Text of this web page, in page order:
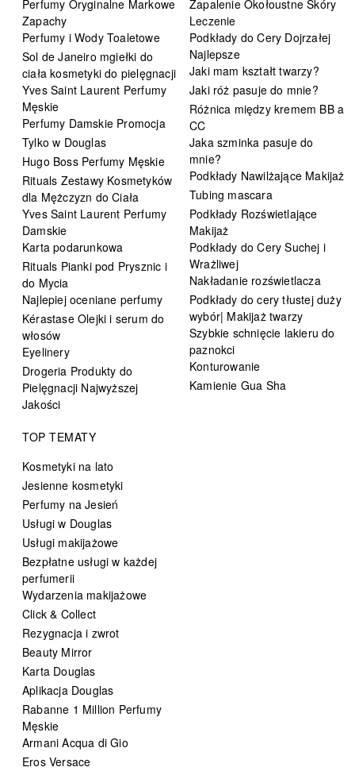
Perfumy Oryginalne Markowe
Zapachy
Perfumy i Wody Toaletowe
Sol de Janeiro mgiełki do
ciała kosmetyki do pielęgnacji
Yves Saint Laurent Perfumy
Męskie
Perfumy Damskie Promocja
Tylko w Douglas
Hugo Boss Perfumy Męskie
Rituals Zestawy Kosmetyków
dla Mężczyzn do Ciała
Yves Saint Laurent Perfumy
Damskie
Karta podarunkowa
Rituals Pianki pod Prysznic i
do Mycia
Najlepiej oceniane perfumy
Kérastase Olejki i serum do
włosów
Eyelinery
Drogeria Produkty do
Pielęgnacji Najwyższej
Jakości
Zapalenie Okołoustne Skóry
Leczenie
Podkłady do Cery Dojrzałej
Najlepsze
Jaki mam kształt twarzy?
Jaki róż pasuje do mnie?
Różnica między kremem BB a
CC
Jaka szminka pasuje do
mnie?
Podkłady Nawilżające Makijaż
Tubing mascara
Podkłady Rozświetlające
Makijaż
Podkłady do Cery Suchej i
Wrażliwej
Nakładanie rozświetlacza
Podkłady do cery tłustej duży
wybór| Makijaż twarzy
Szybkie schnięcie lakieru do
paznokci
Konturowanie
Kamienie Gua Sha
TOP TEMATY
Kosmetyki na lato
Jesienne kosmetyki
Perfumy na Jesień
Usługi w Douglas
Usługi makijażowe
Bezpłatne usługi w każdej
perfumerii
Wydarzenia makijażowe
Click & Collect
Rezygnacja i zwrot
Beauty Mirror
Karta Douglas
Aplikacja Douglas
Rabanne 1 Million Perfumy
Męskie
Armani Acqua di Gio
Eros Versace